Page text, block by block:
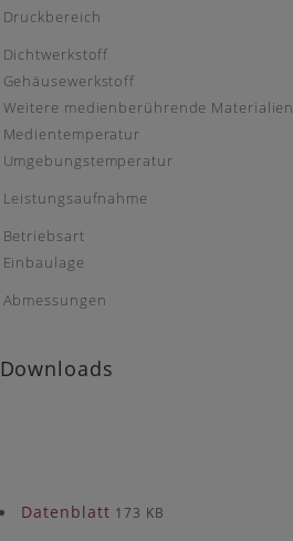
Druckbereich
Dichtwerkstoff
Gehäusewerkstoff
Weitere medienberührende Materialien
Medientemperatur
Umgebungstemperatur
Leistungsaufnahme
Betriebsart
Einbaulage
Abmessungen
Downloads
Datenblatt 173 KB